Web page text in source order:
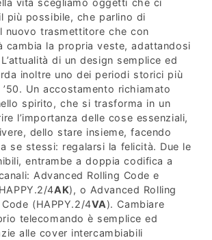
più possibile, che parlino di
nuovo trasmettitore che con
cambia la propria veste, adattandosi
di un design semplice ed
inoltre uno dei periodi storici più
Un accostamento richiamato
spirito, che si trasforma in un
l’importanza delle cose essenziali,
dello stare insieme, facendo
se stessi: regalarsi la felicità. Due le
entrambe a doppia codifica a
Advanced Rolling Code e
4AK), o Advanced Rolling
(HAPPY.2/4VA). Cambiare
telecomando è semplice ed
alle cover intercambiabili